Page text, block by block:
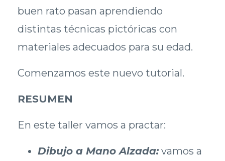
buen rato pasan aprendiendo
distintas técnicas pictóricas con
materiales adecuados para su edad.
Comenzamos este nuevo tutorial.
RESUMEN
En este taller vamos a practar:
Dibujo a Mano Alzada:vamos a